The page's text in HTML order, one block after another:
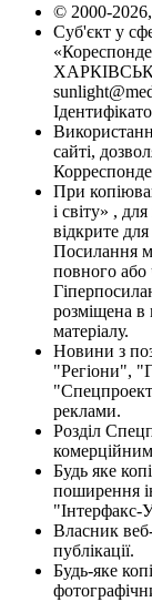
© 2000-
Суб'єкт у
сайті,
При
і світу» ,
відкрите
Посилання
повного або
розміщена в
матеріалу.
Новини з
"Регіони",
реклами.
Розділ
Будь яке
поширення
"Інтерфакс-
Власник
публікації.
Будь-яке